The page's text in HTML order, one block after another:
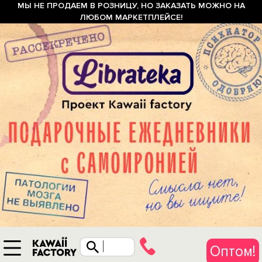
МЫ НЕ ПРОДАЕМ В РОЗНИЦУ, НО ЗАКАЗАТЬ МОЖНО НА
ЛЮБОМ МАРКЕТПЛЕЙСЕ!
Оптом!